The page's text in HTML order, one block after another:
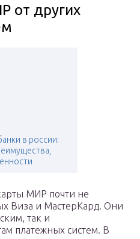
от других
в россии:
МИР почти не
Виза и МастерКард. Они
так и
платежных систем. В